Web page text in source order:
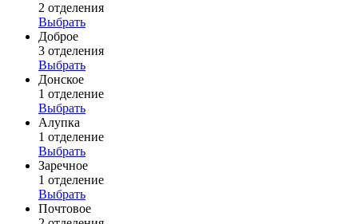
2 отделения
Выбрать
Доброе
3 отделения
Выбрать
Донское
1 отделение
Выбрать
Алупка
1 отделение
Выбрать
Заречное
1 отделение
Выбрать
Почтовое